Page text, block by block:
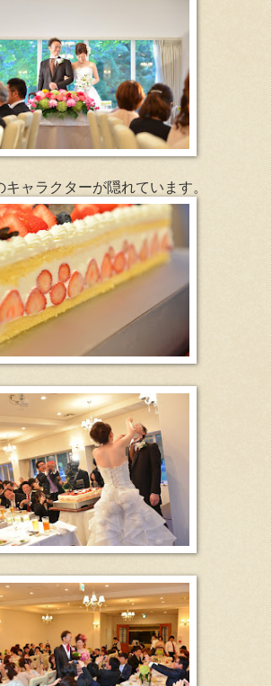
キャラクターが隠れています。